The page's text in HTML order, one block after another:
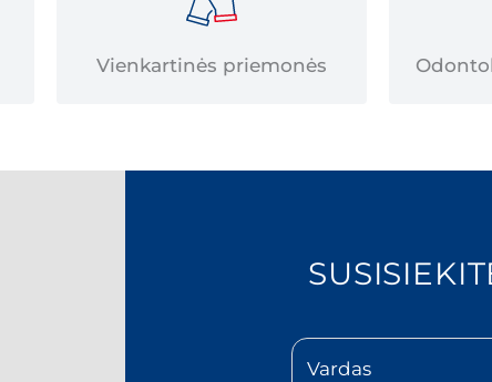
Vienkartinės priemonės